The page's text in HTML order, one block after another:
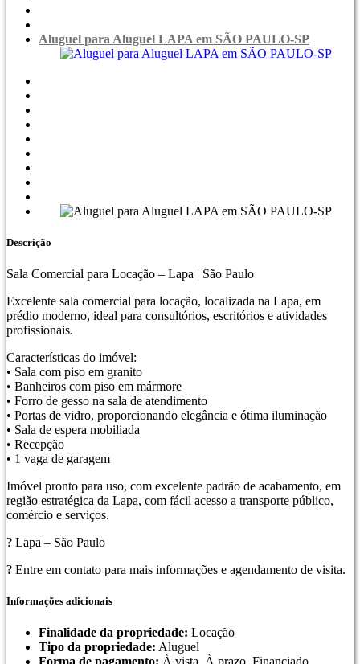
Aluguel para Aluguel LAPA em SÃO PAULO-SP
Descrição
Sala Comercial para Locação – Lapa | São Paulo
Excelente sala comercial para locação, localizada na Lapa, em
prédio moderno, ideal para consultórios, escritórios e atividades
profissionais.
Características do imóvel:
• Sala com piso em granito
• Banheiros com piso em mármore
• Forro de gesso na sala de atendimento
• Portas de vidro, proporcionando elegância e ótima iluminação
• Sala de espera mobiliada
• Recepção
• 1 vaga de garagem
Imóvel pronto para uso, com excelente padrão de acabamento, em
região estratégica da Lapa, com fácil acesso a transporte público,
comércio e serviços.
? Lapa – São Paulo
? Entre em contato para mais informações e agendamento de visita.
Informações adicionais
Finalidade da propriedade: Locação
Tipo da propriedade: Aluguel